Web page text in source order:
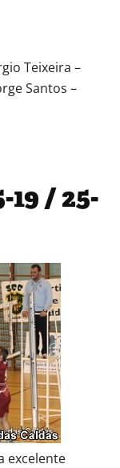
Teixeira –
Santos –
19 / 25-
excelente